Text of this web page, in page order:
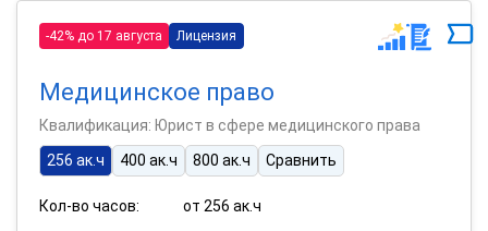
-42% до 17 августа Лицензия
Медицинское право
Квалификация: Юрист в сфере медицинского права
256 ак.ч
400 ак.ч 800 ак.ч Сравнить
Кол-во часов:
от 256 ак.ч